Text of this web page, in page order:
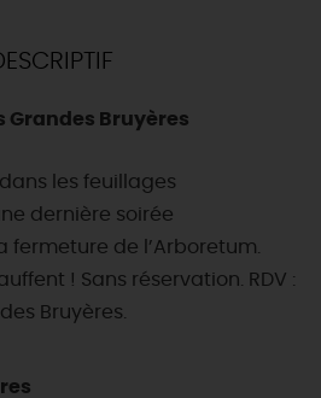
DEMAIN
WEEK-END
SEMAINE
L'AGENDA
Grandes Bruyères
les feuillages
dernière soirée
fermeture de l’Arboretum.
! Sans réservation. RDV :
Bruyères.